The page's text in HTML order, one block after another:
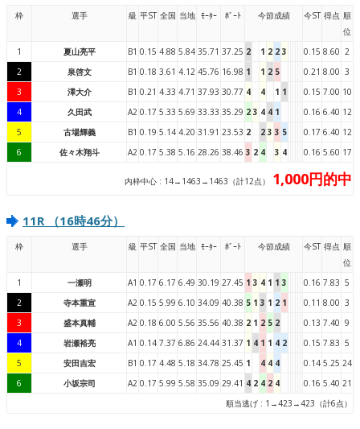
枠 選手 級 平ST 全国 当地 ﾓｰﾀｰ ﾎﾞｰﾄ 今節成績 今ST 得点 順
位
1
夏山亮平 B1 0.15 4.88 5.84 35.71 37.25 2 1 2 2 3 0.15 8.60 2
2
泉啓文 B1 0.18 3.61 4.12 45.76 16.98 1 1 2 5 0.21 8.00 3
3
澤大介 B1 0.21 4.33 4.71 37.93 30.77 4 4 1 1 0.15 7.00 10
4
久田武 A2 0.17 5.33 5.69 33.33 35.29 2 3 4 4 1 0.16 6.40 12
5
古場輝義 B1 0.19 5.14 4.20 31.91 23.53 2 2 3 3 5 0.17 6.40 12
6
佐々木翔斗 A2 0.17 5.38 5.16 28.26 38.46 3 2 4 3 4 0.16 5.60 17
内枠中心 : 14→1463→1463（計12点） 1,000円的中
11R （16時46分）
枠 選手 級 平ST 全国 当地 ﾓｰﾀｰ ﾎﾞｰﾄ 今節成績 今ST 得点 順
位
1
一瀬明 A1 0.17 6.17 6.49 30.19 27.45 1 3 4 1 1 3 0.16 7.83 5
2
寺本重宣 A2 0.15 5.99 6.10 34.09 40.38 5 1 3 1 2 1 0.11 8.00 3
3
盛本真輔 A2 0.18 6.00 5.56 35.56 40.38 2 1 2 5 2 0.13 7.40 9
4
岩瀬裕亮 A1 0.14 7.37 6.86 24.44 31.37 1 4 1 1 4 2 0.15 7.83 5
5
安田吉宏 B1 0.17 4.48 5.18 34.78 25.45 1 4 4 4 0.14 5.25 24
6
小坂宗司 A2 0.17 5.99 5.58 35.09 29.41 4 2 4 2 4 0.16 5.40 21
順当逃げ : 1→423→423（計6点）